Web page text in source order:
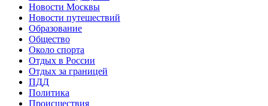
Новости Москвы
Новости путешествий
Образование
Общество
Около спорта
Отдых в России
Отдых за границей
ПДД
Политика
Происшествия